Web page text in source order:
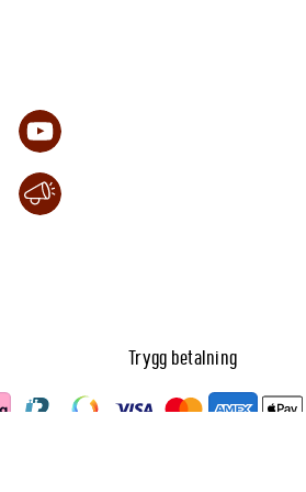
Trygg betalning